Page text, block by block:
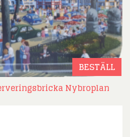
BESTÄLL
Nybroplan